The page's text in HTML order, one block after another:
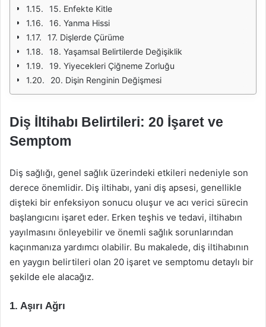
15. Enfekte Kitle
16. Yanma Hissi
17. Dişlerde Çürüme
18. Yaşamsal Belirtilerde Değişiklik
19. Yiyecekleri Çiğneme Zorluğu
20. Dişin Renginin Değişmesi
Diş İltihabı Belirtileri: 20 İşaret ve
Semptom
Diş sağlığı, genel sağlık üzerindeki etkileri nedeniyle son
derece önemlidir. Diş iltihabı, yani diş apsesi, genellikle
dişteki bir enfeksiyon sonucu oluşur ve acı verici sürecin
başlangıcını işaret eder. Erken teşhis ve tedavi, iltihabın
yayılmasını önleyebilir ve önemli sağlık sorunlarından
kaçınmanıza yardımcı olabilir. Bu makalede, diş iltihabının
en yaygın belirtileri olan 20 işaret ve semptomu detaylı bir
şekilde ele alacağız.
1. Aşırı Ağrı